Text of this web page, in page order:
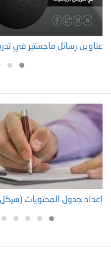
عناوين رسائل ماجستير في
إعداد جدول المحتويات